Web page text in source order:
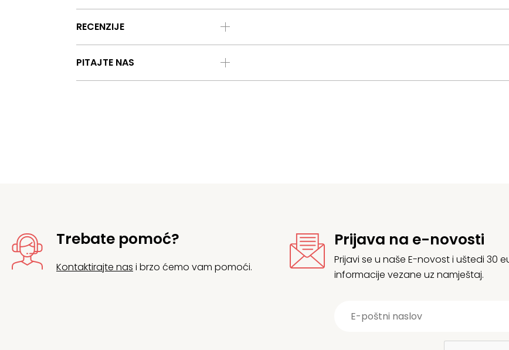
RECENZIJE
PITAJTE NAS
Trebate pomoć?
Kontaktirajte nas i brzo ćemo vam pomoći.
Prijava na e-novosti
Prijavi se u naše E-novost i uštedi 30
informacije vezane uz namještaj.